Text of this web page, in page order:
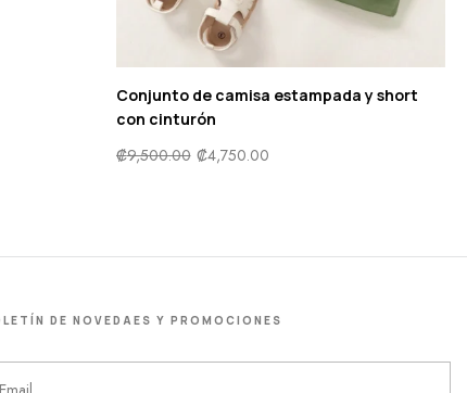
Conjunto de camisa estampada y short
con cinturón
₡9,500.00 ₡4,750.00
DE NOVEDAES Y PROMOCIONES